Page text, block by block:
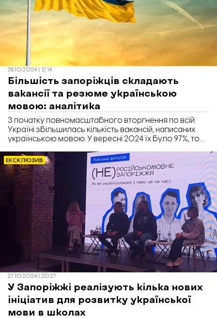
28.10.2024 | 12:14
Більшість запоріжців складають
вакансії та резюме українською
мовою: аналітика
З початку повномасштабного вторгнення по всій
Україні збільшилась кількість вакансій, написаних
українською мовою. У вересні 2024 їх було 97%, тоді
Серед них і Запорізька область.
ЕКСКЛЮЗИВ
27.10.2024 | 20:27
У Запоріжжі реалізують кілька нових
ініціатив для розвитку української
мови в школах